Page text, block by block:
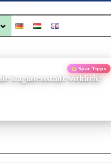
Spar-Tipps
Lagunenstadt wirklich?